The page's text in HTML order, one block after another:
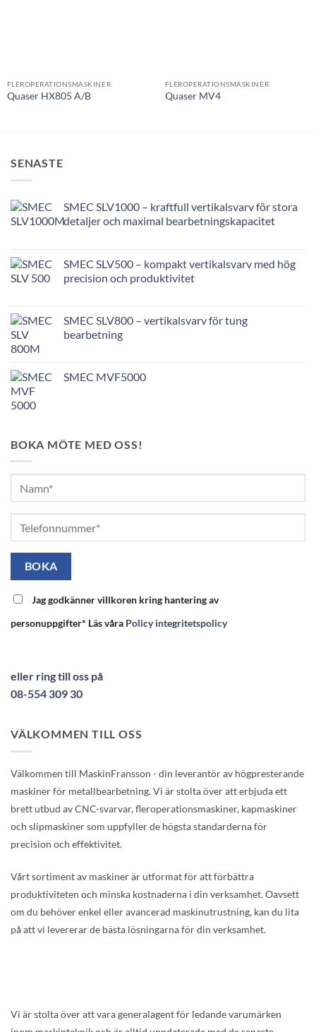
FLEROPERATIONSMASKINER
Quaser HX805 A/B
FLEROPERATIONSMASKINER
Quaser MV4
SENASTE
SMEC SLV1000 – kraftfull vertikalsvarv för stora
detaljer och maximal bearbetningskapacitet
SMEC SLV500 – kompakt vertikalsvarv med hög
precision och produktivitet
SMEC SLV800 – vertikalsvarv för tung
bearbetning
SMEC MVF5000
BOKA MÖTE MED OSS!
Jag godkänner villkoren kring hantering av
personuppgifter* Läs våra Policy integritetspolicy
eller ring till oss på
08-554 309 30
VÄLKOMMEN TILL OSS
Välkommen till MaskinFransson - din leverantör av högpresterande
maskiner för metallbearbetning. Vi är stolta över att erbjuda ett
brett utbud av CNC-svarvar, fleroperationsmaskiner, kapmaskiner
och slipmaskiner som uppfyller de högsta standarderna för
precision och effektivitet.
Vårt sortiment av maskiner är utformat för att förbättra
produktiviteten och minska kostnaderna i din verksamhet. Oavsett
om du behöver enkel eller avancerad maskinutrustning, kan du lita
på att vi levererar de bästa lösningarna för din verksamhet.
Vi är stolta över att vara generalagent för ledande varumärken